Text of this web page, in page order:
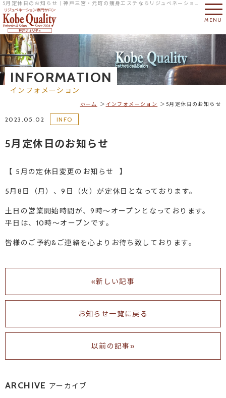
5月定休日のお知らせ｜神戸三宮・元町の痩身エステならリジュベネーション専門サロンの神戸クオリティへ
MENU
INFORMATION
インフォメーション
ホーム インフォメーション 5月定休日のお知らせ
2023.05.02 INFO
5月定休日のお知らせ
【 5月の定休日変更のお知らせ⠀】
5月8日（月）、9日（火）が定休日となっております。
土日の営業開始時間が、9時～オープンとなっております。
平日は、10時～オープンです。
皆様のご予約&ご連絡を心よりお待ち致しております。
«新しい記事
お知らせ一覧に戻る
以前の記事»
ARCHIVE アーカイブ